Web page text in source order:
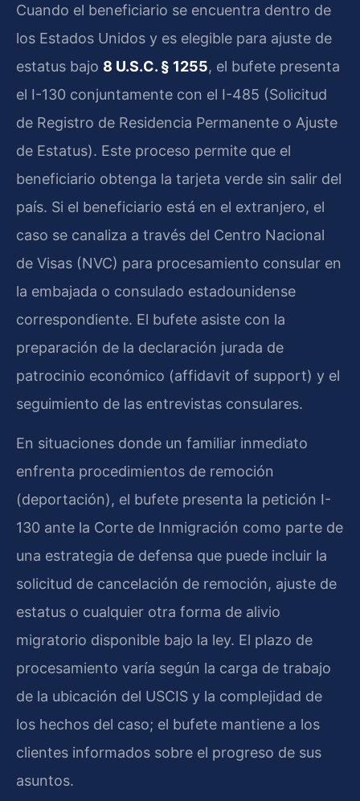
Cuando el beneficiario se encuentra dentro de
los Estados Unidos y es elegible para ajuste de
estatus bajo 8 U.S.C. § 1255, el bufete presenta
el I-130 conjuntamente con el I-485 (Solicitud
de Registro de Residencia Permanente o Ajuste
de Estatus). Este proceso permite que el
beneficiario obtenga la tarjeta verde sin salir del
país. Si el beneficiario está en el extranjero, el
caso se canaliza a través del Centro Nacional
de Visas (NVC) para procesamiento consular en
la embajada o consulado estadounidense
correspondiente. El bufete asiste con la
preparación de la declaración jurada de
patrocinio económico (affidavit of support) y el
seguimiento de las entrevistas consulares.
En situaciones donde un familiar inmediato
enfrenta procedimientos de remoción
(deportación), el bufete presenta la petición I-
130 ante la Corte de Inmigración como parte de
una estrategia de defensa que puede incluir la
solicitud de cancelación de remoción, ajuste de
estatus o cualquier otra forma de alivio
migratorio disponible bajo la ley. El plazo de
procesamiento varía según la carga de trabajo
de la ubicación del USCIS y la complejidad de
los hechos del caso; el bufete mantiene a los
clientes informados sobre el progreso de sus
asuntos.